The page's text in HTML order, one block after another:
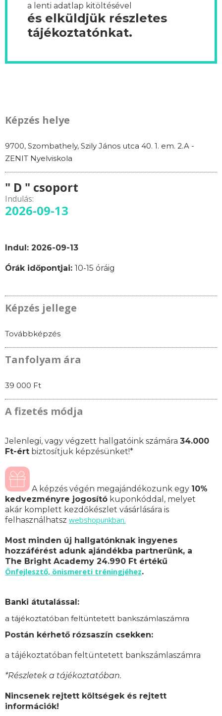
a lenti adatlap kitöltésével
és elküldjük részletes
tájékoztatónkat.
Képzés helye
9700, Szombathely, Szily János utca 40. 1. em. 2.A -
ZENIT Nyelviskola
" D " csoport
Indulás:
2026-09-13
Indul: 2026-09-13
Órák időpontjai: 10-15 óráig
Képzés jellege
Továbbképzés
Tanfolyam ára
39 000 Ft
A fizetés módja
Jelenlegi, vagy végzett hallgatóink számára 34.000
Ft-ért biztosítjuk képzésünket!*
A képzés végén megajándékozunk egy 10%
kedvezményre jogosító kuponkóddal, melyet
akár komplett kezdőkészlet vásárlására is
felhasználhatsz webshopunkban.
Most minden új hallgatónknak ingyenes
hozzáférést adunk ajándékba partnerünk, a
The Bright Academy 24.990 Ft értékű
Önfejlesztő, önismereti tréningjéhez.
Banki átutalással:
a tájékoztatóban feltüntetett bankszámlaszámra
Postán kérhető rózsaszín csekken:
a tájékoztatóban feltüntetett bankszámlaszámra
*Részletek a tájékoztatóban.
Nincsenek rejtett költségek és rejtett
információk!